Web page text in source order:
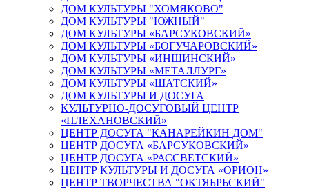
ДОМ КУЛЬТУРЫ "ХОМЯКОВО"
ДОМ КУЛЬТУРЫ "ЮЖНЫЙ"
ДОМ КУЛЬТУРЫ «БАРСУКОВСКИЙ»
ДОМ КУЛЬТУРЫ «БОГУЧАРОВСКИЙ»
ДОМ КУЛЬТУРЫ «ИНШИНСКИЙ»
ДОМ КУЛЬТУРЫ «МЕТАЛЛУРГ»
ДОМ КУЛЬТУРЫ «ШАТСКИЙ»
ДОМ КУЛЬТУРЫ И ДОСУГА
КУЛЬТУРНО-ДОСУГОВЫЙ ЦЕНТР
«ПЛЕХАНОВСКИЙ»
ЦЕНТР ДОСУГА "КАНАРЕЙКИН ДОМ"
ЦЕНТР ДОСУГА «БАРСУКОВСКИЙ»
ЦЕНТР ДОСУГА «РАССВЕТСКИЙ»
ЦЕНТР КУЛЬТУРЫ И ДОСУГА «ОРИОН»
ЦЕНТР ТВОРЧЕСТВА "ОКТЯБРЬСКИЙ"